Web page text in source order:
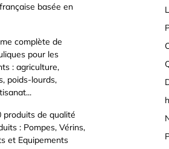
basée en
complète de
pour les
: agriculture,
poids-lourds,
produits de qualité
: Pompes, Vérins,
et Equipements